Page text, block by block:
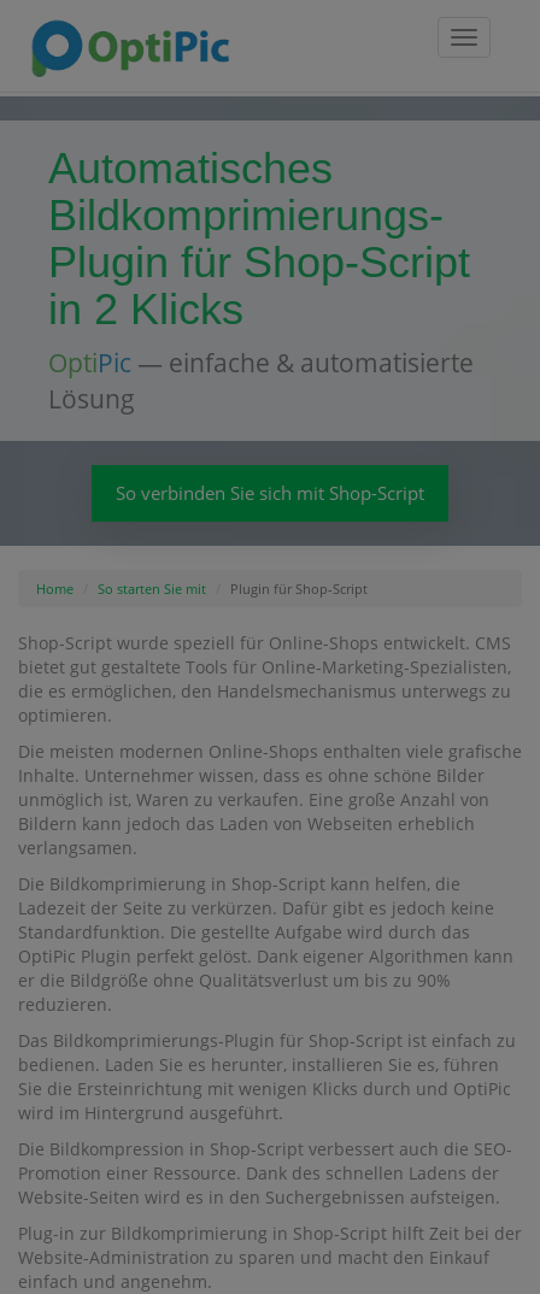
Toggle
Automatisches
Bildkomprimierungs-
Plugin für Shop-Script
in 2 Klicks
OptiPic — einfache & automatisierte
Lösung
So verbinden Sie sich mit Shop-Script
Home So starten Sie mit Plugin für Shop-Script
Shop-Script wurde speziell für Online-Shops entwickelt. CMS
bietet gut gestaltete Tools für Online-Marketing-Spezialisten,
die es ermöglichen, den Handelsmechanismus unterwegs zu
optimieren.
Die meisten modernen Online-Shops enthalten viele grafische
Inhalte. Unternehmer wissen, dass es ohne schöne Bilder
unmöglich ist, Waren zu verkaufen. Eine große Anzahl von
Bildern kann jedoch das Laden von Webseiten erheblich
verlangsamen.
Die Bildkomprimierung in Shop-Script kann helfen, die
Ladezeit der Seite zu verkürzen. Dafür gibt es jedoch keine
Standardfunktion. Die gestellte Aufgabe wird durch das
OptiPic Plugin perfekt gelöst. Dank eigener Algorithmen kann
er die Bildgröße ohne Qualitätsverlust um bis zu 90%
reduzieren.
Das Bildkomprimierungs-Plugin für Shop-Script ist einfach zu
bedienen. Laden Sie es herunter, installieren Sie es, führen
Sie die Ersteinrichtung mit wenigen Klicks durch und OptiPic
wird im Hintergrund ausgeführt.
Die Bildkompression in Shop-Script verbessert auch die SEO-
Promotion einer Ressource. Dank des schnellen Ladens der
Website-Seiten wird es in den Suchergebnissen aufsteigen.
Plug-in zur Bildkomprimierung in Shop-Script hilft Zeit bei der
Website-Administration zu sparen und macht den Einkauf
einfach und angenehm.